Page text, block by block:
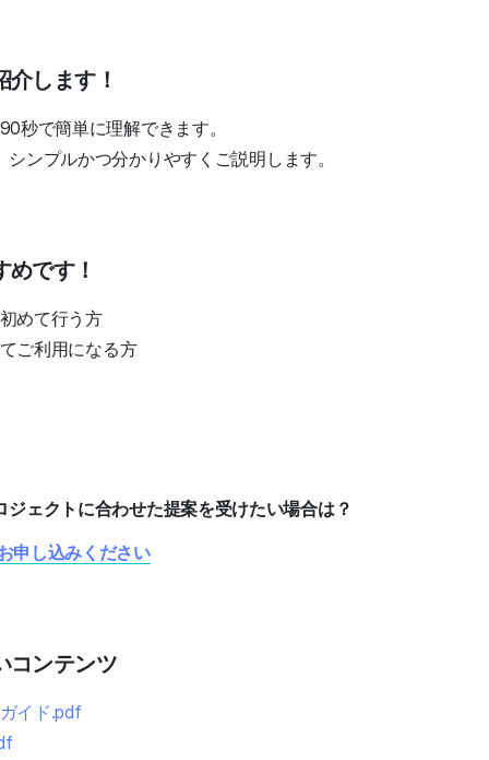
します！
秒で簡単に理解できます。
ンプルかつ分かりやすくご説明します。
です！
めて行う方
ご利用になる方
ジェクトに合わせた提案を受けたい場合は？
申し込みください
コンテンツ
イド.pdf